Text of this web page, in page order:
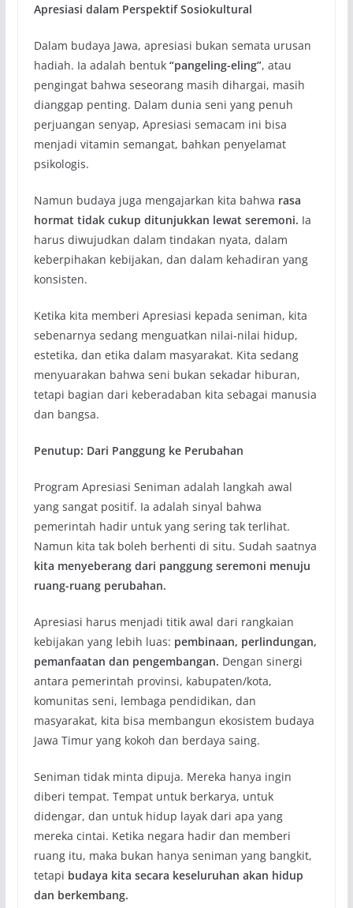
Apresiasi dalam Perspektif Sosiokultural
Dalam budaya Jawa, apresiasi bukan semata urusan
hadiah. Ia adalah bentuk “pangeling-eling”, atau
pengingat bahwa seseorang masih dihargai, masih
dianggap penting. Dalam dunia seni yang penuh
perjuangan senyap, Apresiasi semacam ini bisa
menjadi vitamin semangat, bahkan penyelamat
psikologis.
Namun budaya juga mengajarkan kita bahwa rasa
hormat tidak cukup ditunjukkan lewat seremoni. Ia
harus diwujudkan dalam tindakan nyata, dalam
keberpihakan kebijakan, dan dalam kehadiran yang
konsisten.
Ketika kita memberi Apresiasi kepada seniman, kita
sebenarnya sedang menguatkan nilai-nilai hidup,
estetika, dan etika dalam masyarakat. Kita sedang
menyuarakan bahwa seni bukan sekadar hiburan,
tetapi bagian dari keberadaban kita sebagai manusia
dan bangsa.
Penutup: Dari Panggung ke Perubahan
Program Apresiasi Seniman adalah langkah awal
yang sangat positif. Ia adalah sinyal bahwa
pemerintah hadir untuk yang sering tak terlihat.
Namun kita tak boleh berhenti di situ. Sudah saatnya
kita menyeberang dari panggung seremoni menuju
ruang-ruang perubahan.
Apresiasi harus menjadi titik awal dari rangkaian
kebijakan yang lebih luas: pembinaan, perlindungan,
pemanfaatan dan pengembangan. Dengan sinergi
antara pemerintah provinsi, kabupaten/kota,
komunitas seni, lembaga pendidikan, dan
masyarakat, kita bisa membangun ekosistem budaya
Jawa Timur yang kokoh dan berdaya saing.
Seniman tidak minta dipuja. Mereka hanya ingin
diberi tempat. Tempat untuk berkarya, untuk
didengar, dan untuk hidup layak dari apa yang
mereka cintai. Ketika negara hadir dan memberi
ruang itu, maka bukan hanya seniman yang bangkit,
tetapi budaya kita secara keseluruhan akan hidup
dan berkembang.